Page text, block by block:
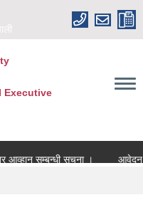
Executive
सम्बन्धी सूचना ।
आवेदन माग